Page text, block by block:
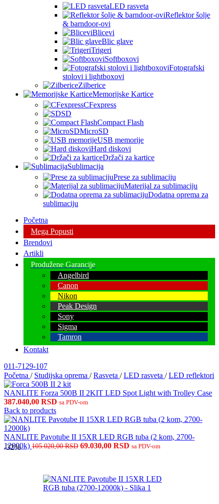
LED rasveta
Reflektor šolje
& barndoor-ovi
Blicevi
Blic glave
Trigeri
Softboxovi
Fotografski
stolovi i lightboxovi
Zilberice
Memorijske Kartice
CFexpress
SD
Compact Flash
MicroSD
USB memorije
Hard diskovi
Držači za kartice
Sublimacija
Prese za sublimaciju
Materijal za sublimaciju
Dodatna oprema za
sublimaciju
Početna
Mega Popusti
Brendovi
Artikli
Produžene Garancije
Angelbird
Canon
Nikon
Peak Design
Sony
Sigma
Tamron
Kontakt
011-7129-107
Početna / Studijska oprema / Rasveta / LED rasveta / LED reflektori
NANLITE Forza 500B II 2KIT LED Spot Light with Trolley Case
387.040,00 RSD sa PDV-om
Back to products
NANLITE Pavotube II 15XR LED RGB tuba (2 kom, 2700-
12000k) 105.020,00RSD Originalna
105.020,00 RSD.
69.030,00 RSD Trenutna
sa PDV-om
-32%